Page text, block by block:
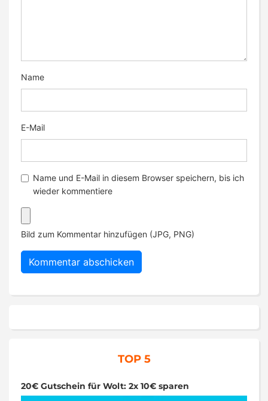
Name
E-Mail
Name und E-Mail in diesem Browser speichern, bis ich
wieder kommentiere
Bild zum Kommentar hinzufügen (JPG, PNG)
TOP 5
20€ Gutschein für Wolt: 2x 10€ sparen